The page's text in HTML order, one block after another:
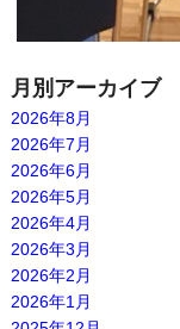
月別アーカイブ
2026年8月
2026年7月
2026年6月
2026年5月
2026年4月
2026年3月
2026年2月
2026年1月